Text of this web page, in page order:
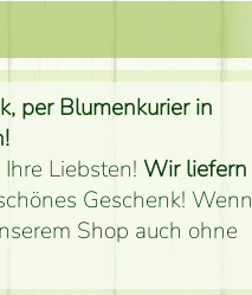
per Blumenkurier in
Liebsten! Wir liefern
Geschenk! Wenn
Shop auch ohne